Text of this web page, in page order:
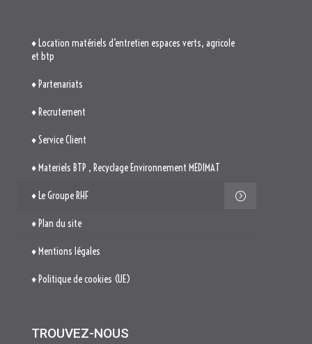
♦ Location matériels d’entretien espaces verts, agricole
et btp
♦ Partenariats
♦ Recrutement
♦ Service Client
♦ Materiels BTP , Recyclage Environnement MEDIMAT
♦ Le Groupe RHF
♦ Plan du site
♦ Mentions légales
♦ Politique de cookies (UE)
TROUVEZ-NOUS